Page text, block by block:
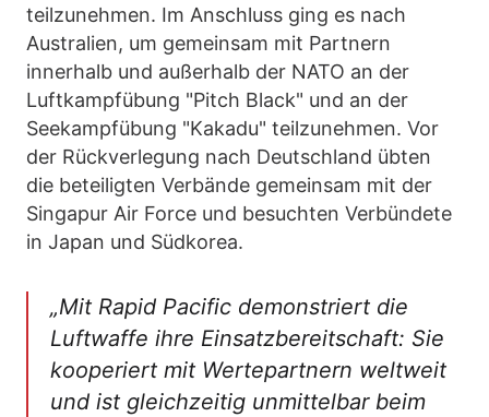
teilzunehmen. Im Anschluss ging es nach
Australien, um gemeinsam mit Partnern
innerhalb und außerhalb der NATO an der
Luftkampfübung "Pitch Black" und an der
Seekampfübung "Kakadu" teilzunehmen. Vor
der Rückverlegung nach Deutschland übten
die beteiligten Verbände gemeinsam mit der
Singapur Air Force und besuchten Verbündete
in Japan und Südkorea.
„Mit Rapid Pacific demonstriert die
Luftwaffe ihre Einsatzbereitschaft: Sie
kooperiert mit Wertepartnern weltweit
und ist gleichzeitig unmittelbar beim